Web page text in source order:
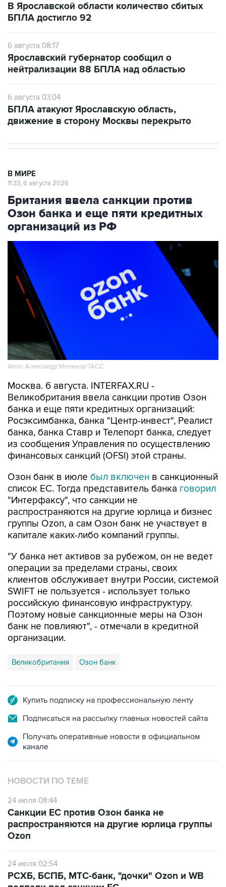
В Ярославской области количество сбитых
БПЛА достигло 92
6 августа 08:17
Ярославский губернатор сообщил о
нейтрализации 88 БПЛА над областью
6 августа 03:04
БПЛА атакуют Ярославскую область,
движение в сторону Москвы перекрыто
В МИРЕ
11:33, 6 августа 2026
Британия ввела санкции против
Озон банка и еще пяти кредитных
организаций из РФ
Фото: Александр Мелехов/ТАСС
Москва. 6 августа. INTERFAX.RU -
Великобритания ввела санкции против Озон
банка и еще пяти кредитных организаций:
Росэксимбанка, банка "Центр-инвест", Реалист
банка, банка Ставр и Телепорт банка, следует
из сообщения Управления по осуществлению
финансовых санкций (OFSI) этой страны.
Озон банк в июле был включен в санкционный
список ЕС. Тогда представитель банка говорил
"Интерфаксу", что санкции не
распространяются на другие юрлица и бизнес
группы Ozon, а сам Озон банк не участвует в
капитале каких-либо компаний группы.
"У банка нет активов за рубежом, он не ведет
операции за пределами страны, своих
клиентов обслуживает внутри России, системой
SWIFT не пользуется - использует только
российскую финансовую инфраструктуру.
Поэтому новые санкционные меры на Озон
банк не повлияют", - отмечали в кредитной
организации.
Великобритания Озон банк
Купить подписку на профессиональную ленту
Подписаться на рассылку главных новостей сайта
Получать оперативные новости в официальном
канале
НОВОСТИ ПО ТЕМЕ
24 июля 08:44
Санкции ЕС против Озон банка не
распространяются на другие юрлица группы
Ozon
24 июля 02:54
РСХБ, БСПБ, МТС-банк, "дочки" Ozon и WB